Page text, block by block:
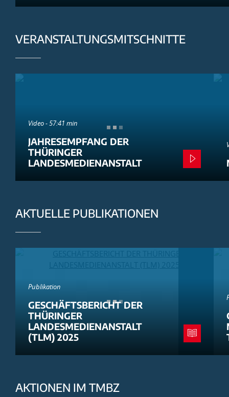
VERANSTALTUNGSMITSCHNITTE
Video - 57:41 min
JAHRESEMPFANG DER
THÜRINGER
LANDESMEDIENANSTALT
AKTUELLE PUBLIKATIONEN
Publikation
GESCHÄFTSBERICHT DER
THÜRINGER
LANDESMEDIENANSTALT
(TLM) 2025
AKTIONEN IM TMBZ